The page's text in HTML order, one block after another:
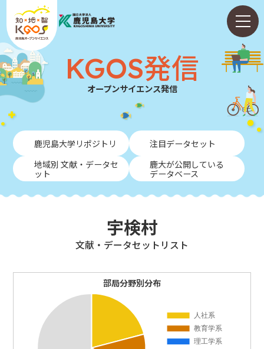
KGOS発信
オープンサイエンス発信
鹿児島大学リポジトリ
注目データセット
地域別 文献・データセ
ット
鹿大が公開している
データベース
宇検村
⽂献・データセットリスト
部局分野別分布
ホーム
ABOUT
KGOS発信
NEWS
ENGLISH